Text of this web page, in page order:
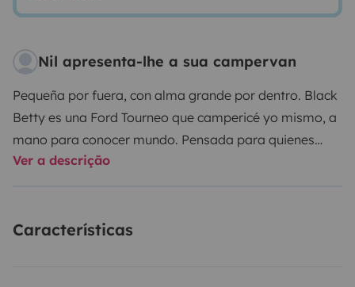
Nil apresenta-lhe a sua campervan
Pequeña por fuera, con alma grande por dentro. Black
Betty es una Ford Tourneo que campericé yo mismo, a
mano para conocer mundo. Pensada para quienes
viajan ligeros pero con ganas de vivirlo todo.
libertad y ese toque de carácter que solo una furgo
Ver a descrição
Características